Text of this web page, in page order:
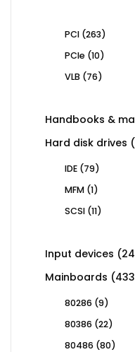
PCI 263263
PCIe 1010
VLB 7676
Handbooks &
Hard disk drives
IDE 7979
MFM 11
SCSI 1111
Input devices 24
Mainboards 433
80286 99
80386 2222
80486 8080